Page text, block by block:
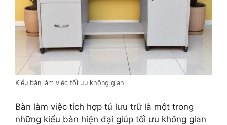
Kiểu bàn làm việc tối ưu không gian
Bàn làm việc tích hợp tủ lưu trữ là một trong
những kiểu bàn hiện đại giúp tối ưu không gian